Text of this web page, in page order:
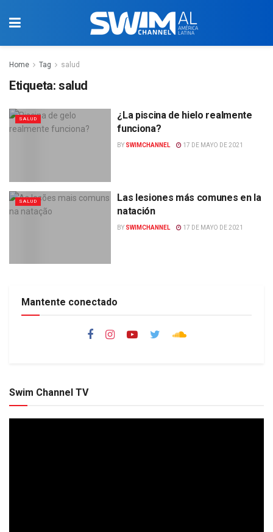
Home Tag salud
Etiqueta: salud
SALUD
¿La piscina de hielo realmente
funciona?
BY SWIMCHANNEL 17 DE MAYO DE 2021
SALUD
Las lesiones más comunes en la
natación
BY SWIMCHANNEL 17 DE MAYO DE 2021
Mantente conectado
Swim Channel TV